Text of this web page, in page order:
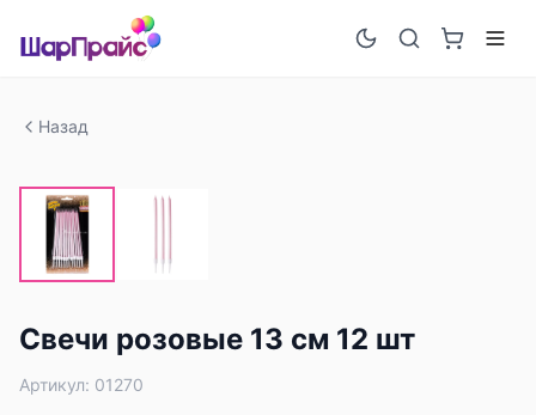
Назад
Свечи розовые 13 см 12 шт
Артикул: 01270